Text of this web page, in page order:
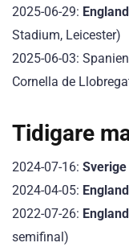
2025-06-29:
Stadium, Leicester)
2025-06-03:
Cornella de
Tidigare
2024-07-16: Sverige
2024-04-05:
2022-07-26:
semifinal)